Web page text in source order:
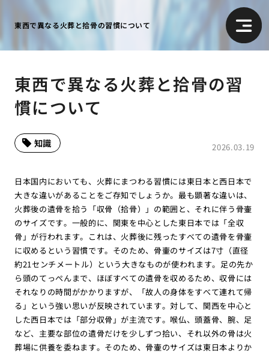
東西で異なる火葬と拾骨の習慣について
東西で異なる火葬と拾骨の習
慣について
2026.03.19
知識
日本国内においても、火葬にまつわる習慣には東日本と西日本で
大きな違いがあることをご存知でしょうか。最も顕著な違いは、
火葬後の遺骨を拾う「収骨（拾骨）」の範囲と、それに伴う骨壷
のサイズです。一般的に、関東を中心とした東日本では「全収
骨」が行われます。これは、火葬後に残ったすべての遺骨を骨壷
に収めるという習慣です。そのため、骨壷のサイズは7寸（直径
約21センチメートル）という大きなものが使われます。足の先か
ら頭のてっぺんまで、ほぼすべての遺骨を収めるため、収骨には
それなりの時間がかかりますが、「故人の身体をすべて連れて帰
る」という強い思いが反映されています。対して、関西を中心と
した西日本では「部分収骨」が主流です。喉仏、頭蓋骨、腕、足
など、主要な部位の遺骨だけを少しずつ拾い、それ以外の骨は火
葬場に供養を委ねます。そのため、骨壷のサイズは東日本よりか